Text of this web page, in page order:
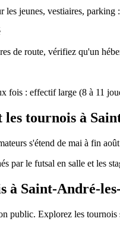
les jeunes, vestiaires,
de route, vérifiez qu'un
fois : effectif large (8 à 11
les tournois à
s'étend de mai à fin
par le futsal en salle et les
à Saint-André-
public. Explorez les